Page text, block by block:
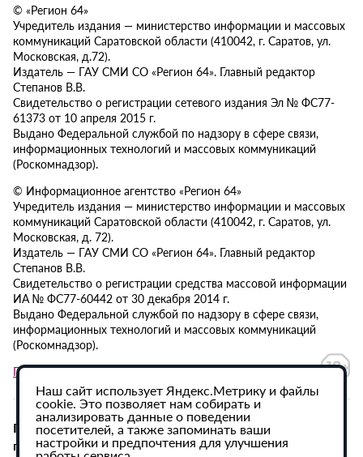
© «Регион 64»
Учредитель издания — министерство информации и массовых
коммуникаций Саратовской области (410042, г. Саратов, ул.
Московская, д.72).
Издатель — ГАУ СМИ СО «Регион 64». Главный редактор
Степанов В.В.
Свидетельство о регистрации сетевого издания Эл № ФС77-
61373 от 10 апреля 2015 г.
Выдано Федеральной службой по надзору в сфере связи,
информационных технологий и массовых коммуникаций
(Роскомнадзор).
© Информационное агентство «Регион 64»
Учредитель издания — министерство информации и массовых
коммуникаций Саратовской области (410042, г. Саратов, ул.
Московская, д. 72).
Издатель — ГАУ СМИ СО «Регион 64». Главный редактор
Степанов В.В.
Свидетельство о регистрации средства массовой информации
ИА № ФС77-60442 от 30 декабря 2014 г.
Выдано Федеральной службой по надзору в сфере связи,
информационных технологий и массовых коммуникаций
(Роскомнадзор).
Политика в отношении обработки персональных данных
При использовании материалов сайта активная
гиперссылка на ИА «Регион 64» обязательна.
Наш сайт использует Яндекс.Метрику и файлы
cookie. Это позволяет нам собирать и
анализировать данные о поведении
посетителей, а также запоминать ваши
настройки и предпочтения для улучшения